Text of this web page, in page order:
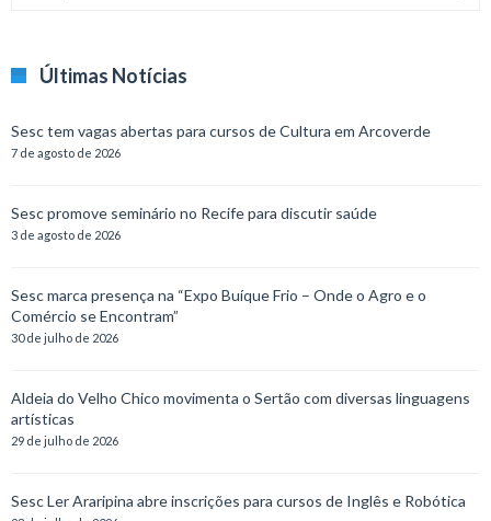
Últimas Notícias
Sesc tem vagas abertas para cursos de Cultura em Arcoverde
7 de agosto de 2026
Sesc promove seminário no Recife para discutir saúde
3 de agosto de 2026
Sesc marca presença na “Expo Buíque Frio – Onde o Agro e o
Comércio se Encontram”
30 de julho de 2026
Aldeia do Velho Chico movimenta o Sertão com diversas linguagens
artísticas
29 de julho de 2026
Sesc Ler Araripina abre inscrições para cursos de Inglês e Robótica